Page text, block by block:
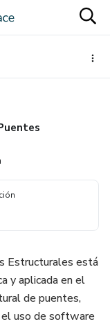
Estructurales está
y aplicada en el
de puentes,
el uso de software